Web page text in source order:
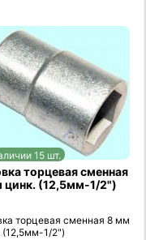
15 шт.
торцевая сменная
цинк. (12,5мм-1/2")
торцевая сменная 8 мм
(12,5мм-1/2")